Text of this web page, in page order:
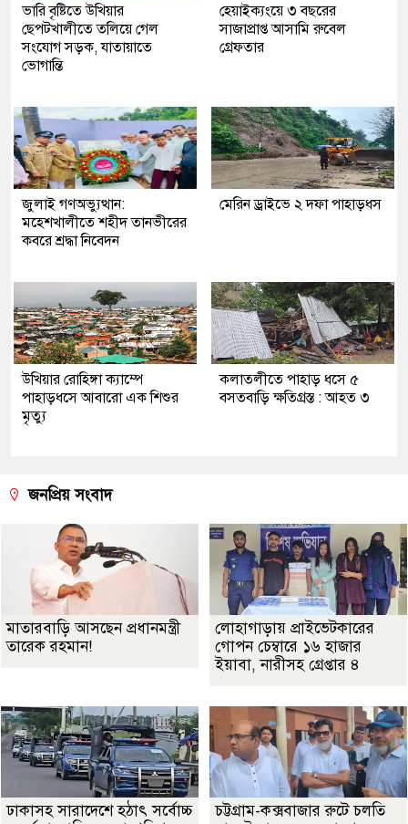
ভারি বৃষ্টিতে উখিয়ার
ছেপটখালীতে তলিয়ে গেল
সংযোগ সড়ক, যাতায়াতে
ভোগান্তি
হেয়াইক্যংয়ে ৩ বছরের
সাজাপ্রাপ্ত আসামি রুবেল
গ্রেফতার
জুলাই গণঅভ্যুত্থান:
মহেশখালীতে শহীদ তানভীরের
কবরে শ্রদ্ধা নিবেদন
মেরিন ড্রাইভে ২ দফা পাহাড়ধস
উখিয়ার রোহিঙ্গা ক্যাম্পে
পাহাড়ধসে আবারো এক শিশুর
মৃত্যু
কলাতলীতে পাহাড় ধসে ৫
বসতবাড়ি ক্ষতিগ্রস্ত : আহত ৩
জনপ্রিয় সংবাদ
মাতারবাড়ি আসছেন প্রধানমন্ত্রী
তারেক রহমান!
লোহাগাড়ায় প্রাইভেটকারের
গোপন চেম্বারে ১৬ হাজার
ইয়াবা, নারীসহ গ্রেপ্তার ৪
ঢাকাসহ সারাদেশে হঠাৎ সর্বোচ্চ
চট্টগ্রাম-কক্সবাজার রুটে চলতি